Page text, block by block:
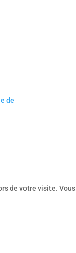
de
de votre visite. Vous